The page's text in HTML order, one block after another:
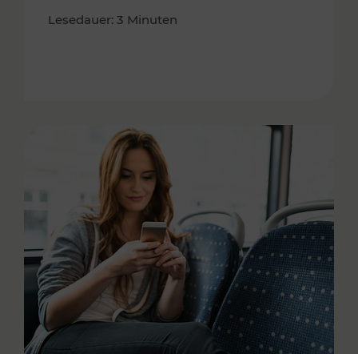
Lesedauer: 3 Minuten